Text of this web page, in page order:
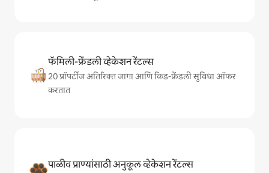
फॅमिली-फ्रेंडली व्हेकेशन रेंटल्स
20 प्रॉपर्टीज अतिरिक्त जागा आणि किड-फ्रेंडली सुविधा ऑफर
करतात
पाळीव प्राण्यांसाठी अनुकूल व्हेकेशन रेंटल्स